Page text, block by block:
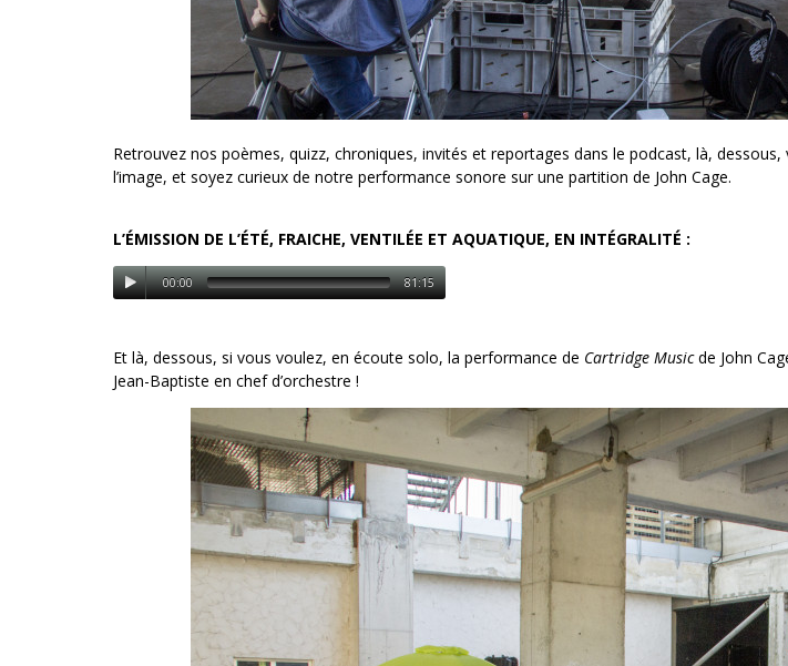
Retrouvez nos poèmes, quizz, chroniques, invités et reportages dans le podcast, là,
l’image, et soyez curieux de notre performance sonore sur une partition de John Cage.
L’ÉMISSION DE L’ÉTÉ, FRAICHE, VENTILÉE ET AQUATIQUE, EN INTÉGRALITÉ :
00:00 81:15
Et là, dessous, si vous voulez, en écoute solo, la performance de Cartridge Musicde John
Jean-Baptiste en chef d’orchestre !